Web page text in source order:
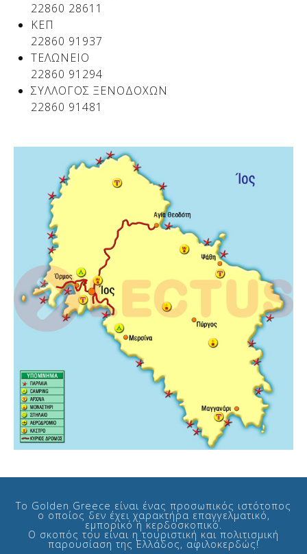
22860 28611
ΚΕΠ
22860 91937
ΤΕΛΩΝΕΙΟ
22860 91294
ΣΥΛΛΟΓΟΣ ΞΕΝΟΔΟΧΩΝ
22860 91481
Το Golden Greece είναι ένας προσωπικός ιστότοπος
ο οποίος δεν έχει χαρακτήρα επαγγελματικό,
εμπορικό ή κερδοσκοπικό.
Ο σκοπός του είναι η τουριστική και πολιτισμική
παρουσίαση της Ελλάδος, αφιλοκερδώς!